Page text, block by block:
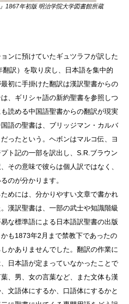
1867年初版 明治学院大学図書館所蔵
ンに預けていたギュツラフが訳した
翻訳）を取り戻し、日本語を集中的
初に手掛けた翻訳は漢訳聖書からの
、ギリシャ語の新約聖書を参照しつ
読める中国語聖書からの翻訳が現実
語の聖書は、ブリッジマン・カルバ
ったという。ヘボンはマルコ伝、ヨ
ト記の一部を訳出し、S.R.ブラウン
その意味で彼らは個人訳ではなく、
のが分かります。
めには、分かりやすい文章で書かれ
漢訳聖書は、一部の武士や知識階級
な標準語による日本語訳聖書の出版
も1873年2月まで禁教下であったの
かありませんでした。翻訳の作業に
日本語が定まっていなかったことで
、男、女の言葉など、また文体も漢
文語体にするか、口語体にするかと